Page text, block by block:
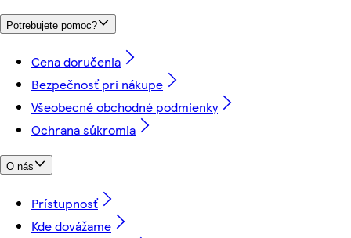
Potrebujete pomoc?
Cena doručenia
Bezpečnosť pri nákupe
Všeobecné obchodné podmienky
Ochrana súkromia
O nás
Prístupnosť
Kde dovážame